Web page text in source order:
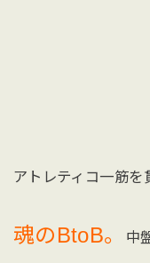
アトレティコ一筋を
魂のBtoB。 中